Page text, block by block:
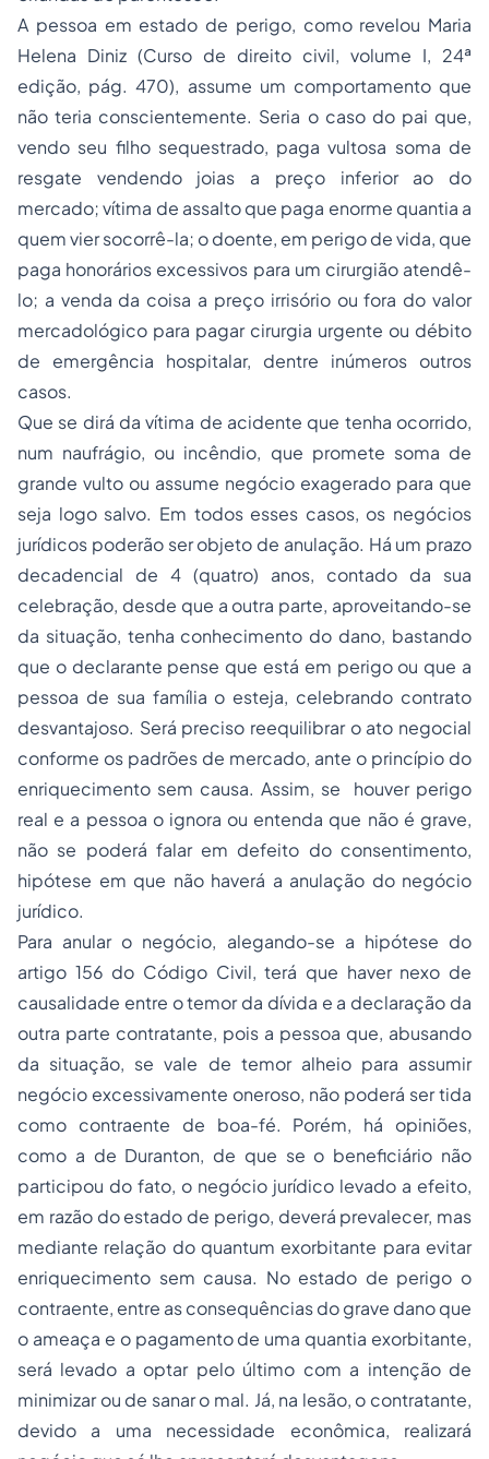
A pessoa em estado de perigo, como revelou Maria
Helena Diniz (Curso de direito civil, volume I, 24ª
edição, pág. 470), assume um comportamento que
não teria conscientemente. Seria o caso do pai que,
vendo seu filho sequestrado, paga vultosa soma de
resgate vendendo joias a preço inferior ao do
mercado; vítima de assalto que paga enorme quantia a
quem vier socorrê-la; o doente, em perigo de vida, que
paga honorários excessivos para um cirurgião atendê-
lo; a venda da coisa a preço irrisório ou fora do valor
mercadológico para pagar cirurgia urgente ou débito
de emergência hospitalar, dentre inúmeros outros
casos.
Que se dirá da vítima de acidente que tenha ocorrido,
num naufrágio, ou incêndio, que promete soma de
grande vulto ou assume negócio exagerado para que
seja logo salvo. Em todos esses casos, os negócios
jurídicos poderão ser objeto de anulação. Há um prazo
decadencial de 4 (quatro) anos, contado da sua
celebração, desde que a outra parte, aproveitando-se
da situação, tenha conhecimento do dano, bastando
que o declarante pense que está em perigo ou que a
pessoa de sua família o esteja, celebrando contrato
desvantajoso. Será preciso reequilibrar o ato negocial
conforme os padrões de mercado, ante o princípio do
enriquecimento sem causa. Assim, se houver perigo
real e a pessoa o ignora ou entenda que não é grave,
não se poderá falar em defeito do consentimento,
hipótese em que não haverá a anulação do negócio
jurídico.
Para anular o negócio, alegando-se a hipótese do
artigo 156 do Código Civil, terá que haver nexo de
causalidade entre o temor da dívida e a declaração da
outra parte contratante, pois a pessoa que, abusando
da situação, se vale de temor alheio para assumir
negócio excessivamente oneroso, não poderá ser tida
como contraente de boa-fé. Porém, há opiniões,
como a de Duranton, de que se o beneficiário não
participou do fato, o negócio jurídico levado a efeito,
em razão do estado de perigo, deverá prevalecer, mas
mediante relação do quantum exorbitante para evitar
enriquecimento sem causa. No estado de perigo o
contraente, entre as consequências do grave dano que
o ameaça e o pagamento de uma quantia exorbitante,
será levado a optar pelo último com a intenção de
minimizar ou de sanar o mal. Já, na lesão, o contratante,
devido a uma necessidade econômica, realizará